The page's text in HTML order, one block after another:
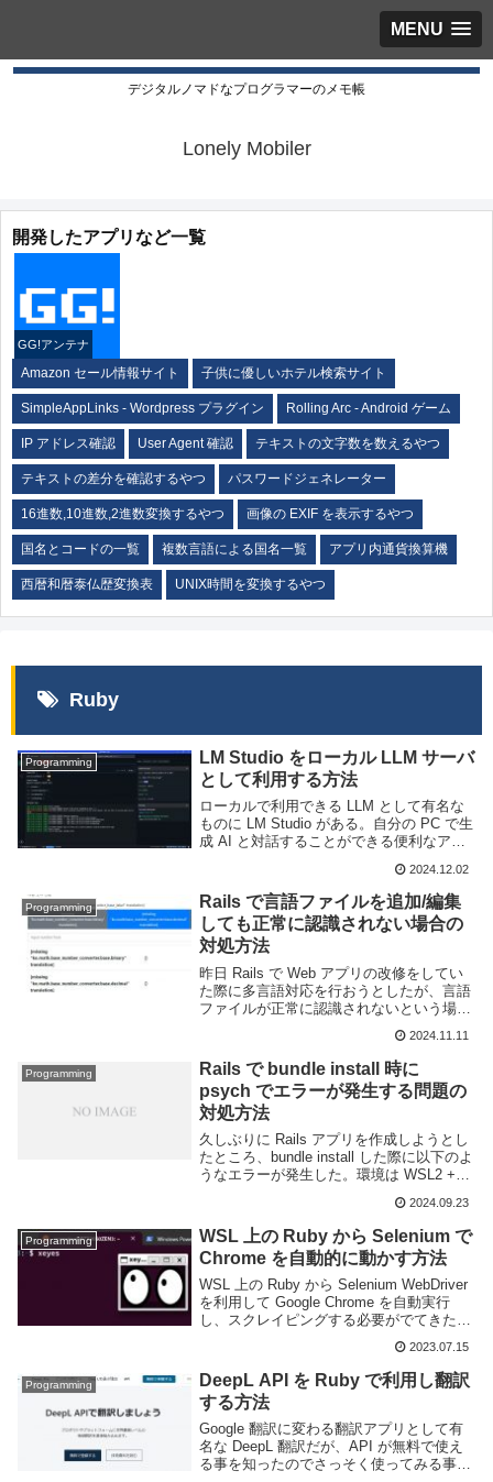
MENU
デジタルノマドなプログラマーのメモ帳
Lonely Mobiler
開発したアプリなど一覧
GG!アンテナ
Amazon セール情報サイト 子供に優しいホテル検索サイト
SimpleAppLinks - Wordpress プラグイン Rolling Arc - Android ゲーム
IP アドレス確認 User Agent 確認 テキストの文字数を数えるやつ
テキストの差分を確認するやつ パスワードジェネレーター
16進数,10進数,2進数変換するやつ 画像の EXIF を表示するやつ
国名とコードの一覧 複数言語による国名一覧 アプリ内通貨換算機
西暦和暦泰仏歴変換表 UNIX時間を変換するやつ
Ruby
Programming
LM Studio をローカル LLM サーバ
として利用する方法
ローカルで利用できる LLM として有名な
ものに LM Studio がある。自分の PC で生
成 AI と対話することができる便利なアプ
ーとしても利用できる。このページでは
LM Studio を...
2024.12.02
Programming
Rails で言語ファイルを追加/編集
しても正常に認識されない場合の
対処方法
昨日 Rails で Web アプリの改修をしてい
た際に多言語対応を行おうとしたが、言語
ファイルが正常に認識されないという場面
て英語と日本語に対応していたのだが、今
回韓国語を追加しよう...
2024.11.11
Programming
Rails で bundle install 時に
psych でエラーが発生する問題の
対処方法
久しぶりに Rails アプリを作成しようとし
たところ、bundle install した際に以下のよ
うなエラーが発生した。環境は WSL2 +
2024.09.23
Programming
WSL 上の Ruby から Selenium で
Chrome を自動的に動かす方法
WSL 上の Ruby から Selenium WebDriver
を利用して Google Chrome を自動実行
し、スクレイピングする必要がでてきた。
が、WSL や Ruby のバージョンも上が
り...
2023.07.15
Programming
DeepL API を Ruby で利用し翻訳
する方法
Google 翻訳に変わる翻訳アプリとして有
名な DeepL 翻訳だが、API が無料で使え
る事を知ったのでさっそく使ってみる事に